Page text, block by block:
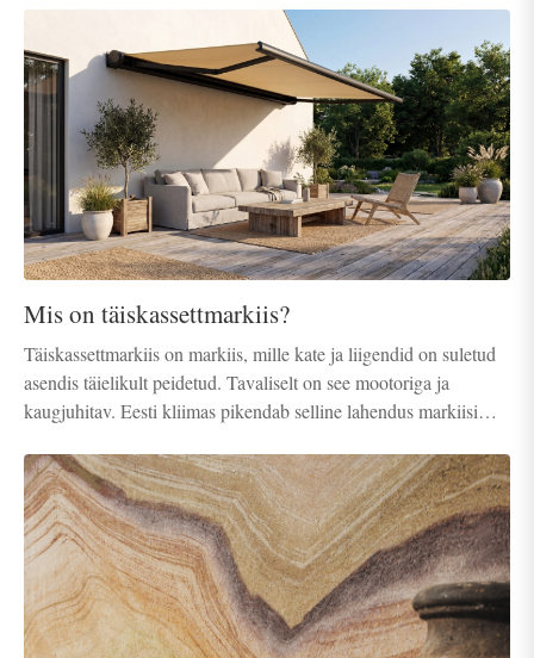
Mis on täiskassettmarkiis?
Täiskassettmarkiis on markiis, mille kate ja liigendid on suletud
asendis täielikult peidetud. Tavaliselt on see mootoriga ja
kaugjuhitav. Eesti kliimas pikendab selline lahendus markiisi
sademete ja lume eest.